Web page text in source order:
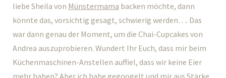
liebe Sheila von Münstermama backen möchte, dann
könnte das, vorsichtig gesagt, schwierig werden…. Das
war dann genau der Moment, um die Chai-Cupcakes von
Andrea auszuprobieren. Wundert Ihr Euch, dass mir beim
Küchenmaschinen-Anstellen auffiel, dass wir keine Eier
mehr haben? Aber ich habe gegoogelt und mir aus Stärke